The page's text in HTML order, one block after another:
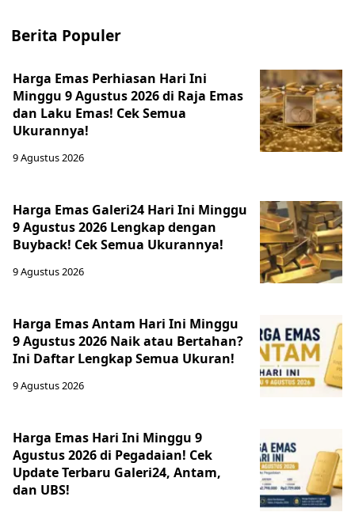
Berita Populer
Harga Emas Perhiasan Hari Ini
Minggu 9 Agustus 2026 di Raja Emas
dan Laku Emas! Cek Semua
Ukurannya!
9 Agustus 2026
Harga Emas Galeri24 Hari Ini Minggu
9 Agustus 2026 Lengkap dengan
Buyback! Cek Semua Ukurannya!
9 Agustus 2026
Harga Emas Antam Hari Ini Minggu
9 Agustus 2026 Naik atau Bertahan?
Ini Daftar Lengkap Semua Ukuran!
9 Agustus 2026
Harga Emas Hari Ini Minggu 9
Agustus 2026 di Pegadaian! Cek
Update Terbaru Galeri24, Antam,
dan UBS!